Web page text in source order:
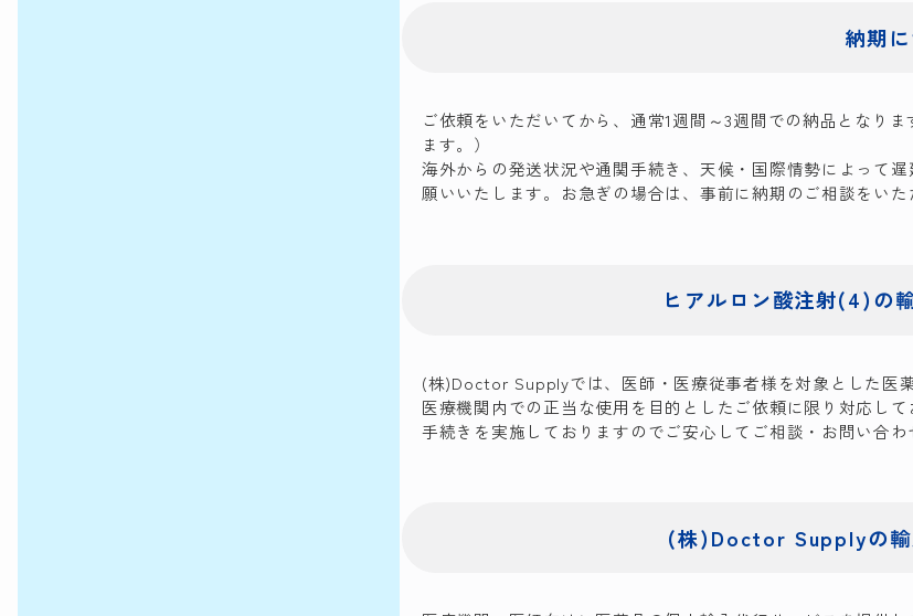
納期
ご依頼をいただいてから、通常1週間～3週間での納品となり
ます。）
海外からの発送状況や通関手続き、天候・国際情勢によって
願いいたします。お急ぎの場合は、事前に納期のご相談をいた
ヒアルロン酸注射(4)の
(株)Doctor Supplyでは、医師・医療従事者様を対象とした医
医療機関内での正当な使用を目的としたご依頼に限り対応し
手続きを実施しておりますのでご安心してご相談・お問い合わ
(株)Doctor Supplyの